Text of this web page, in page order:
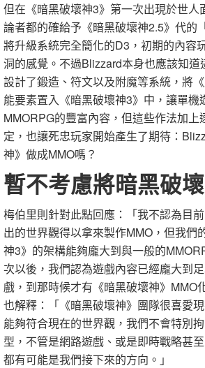
但在《暗黑破壞神3》第一次出現於世人
論者都的確給予《暗黑破壞神2.5》代的
將升級系統完全簡化的D3，初期的內容
洞的感覺。不過Blizzard本身也應該知道
設計了鍛造、符文以及附魔等系統，將
能要素置入《暗黑破壞神3》中，讓單機
MMORPG的豐富內容，但這些作法加上
定，也讓死忠玩家開始產生了期待：
神》做成MMO嗎？
暫不考慮將暗黑破
梅伯里則針對此點回應：「我不認為目
出的世界觀得以拿來製作MMO，但我們
神3》的架構能夠龐大到與一般的
次以後，我們認為遊戲內容已經龐大到
戲，到那時候才有《暗黑破壞神》MMO
也解釋：「《暗黑破壞神》團隊很喜愛
能夠符合現在的世界觀，我們不會特別
型，不管是網路遊戲、或是即時戰略甚
都有可能是我們接下來的方向。」